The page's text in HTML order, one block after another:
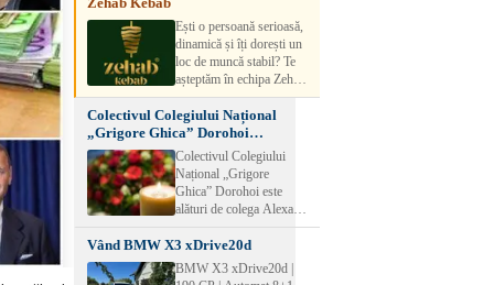
detalii, vă rog să sunați la
numărul de telefon.
Ești o persoană serioasă,
dinamică și îți dorești un
loc de muncă stabil? Te
așteptăm în echipa Zehab
Kebab! Posturi
disponibile: -
SHAORMAR AJUTOR
BUCATAR 2/posturi -
LUCRATOR
COMERCIAL
VANZATOR /2 posturi
muncă Program flexibil
Salariu motivant, în
funcție de experienț
Colectivul Colegiului Național
„Grigore Ghica” Dorohoi
transmite sincere condoleanțe
Colectivul Colegiului
Național „Grigore
Ghica” Dorohoi este
alături de colega Alexa
Lăcrămioara la trecerea în
neființă a soțului și
transmite sincere
condoleanțe familiei.
Vând BMW X3 xDrive20d
BMW X3 xDrive20d |